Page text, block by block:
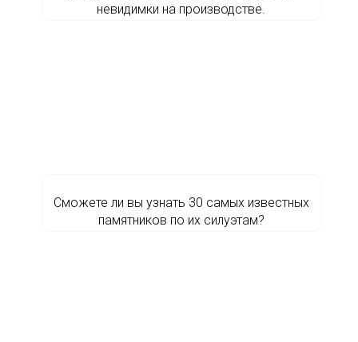
невидимки на производстве.
Сможете ли вы узнать 30 самых известных
памятников по их силуэтам?